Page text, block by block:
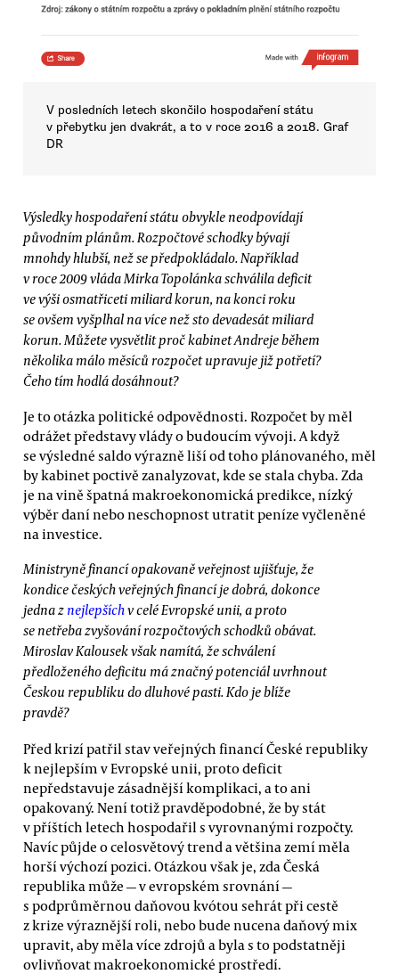
V posledních letech skončilo hospodaření státu
v přebytku jen dvakrát, a to v roce 2016 a 2018. Graf
DR
Výsledky hospodaření státu obvykle neodpovídají
původním plánům. Rozpočtové schodky bývají
mnohdy hlubší, než se předpokládalo. Například
v roce 2009 vláda Mirka Topolánka schválila deficit
ve výši osmatřiceti miliard korun, na konci roku
se ovšem vyšplhal na více než sto devadesát miliard
korun. Můžete vysvětlit proč kabinet Andreje během
několika málo měsíců rozpočet upravuje již potřetí?
Čeho tím hodlá dosáhnout?
Je to otázka politické odpovědnosti. Rozpočet by měl
odrážet představy vlády o budoucím vývoji. A když
se výsledné saldo výrazně liší od toho plánovaného, měl
by kabinet poctivě zanalyzovat, kde se stala chyba. Zda
je na vině špatná makroekonomická predikce, nízký
výběr daní nebo neschopnost utratit peníze vyčleněné
na investice.
Ministryně financí opakovaně veřejnost ujišťuje, že
kondice českých veřejných financí je dobrá, dokonce
jedna znejlepšíchv celé Evropské unii, a proto
se netřeba zvyšování rozpočtových schodků obávat.
Miroslav Kalousek však namítá, že schválení
předloženého deficitu má značný potenciál uvrhnout
Českou republiku do dluhové pasti. Kdo je blíže
pravdě?
Před krizí patřil stav veřejných financí České republiky
k nejlepším v Evropské unii, proto deficit
nepředstavuje zásadnější komplikaci, a to ani
opakovaný. Není totiž pravděpodobné, že by stát
v příštích letech hospodařil s vyrovnanými rozpočty.
Navíc půjde o celosvětový trend a většina zemí měla
horší výchozí pozici. Otázkou však je, zda Česká
republika může — v evropském srovnání —
s podprůměrnou daňovou kvótou sehrát při cestě
z krize výraznější roli, nebo bude nucena daňový mix
upravit, aby měla více zdrojů a byla s to podstatněji
ovlivňovat makroekonomické prostředí.